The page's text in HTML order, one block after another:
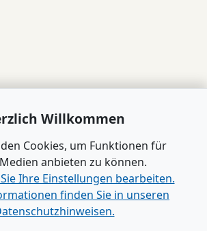
Willkommen
Cookies, um Funktionen für
anbieten zu können.
Ihre Einstellungen bearbeiten.
finden Sie in unseren